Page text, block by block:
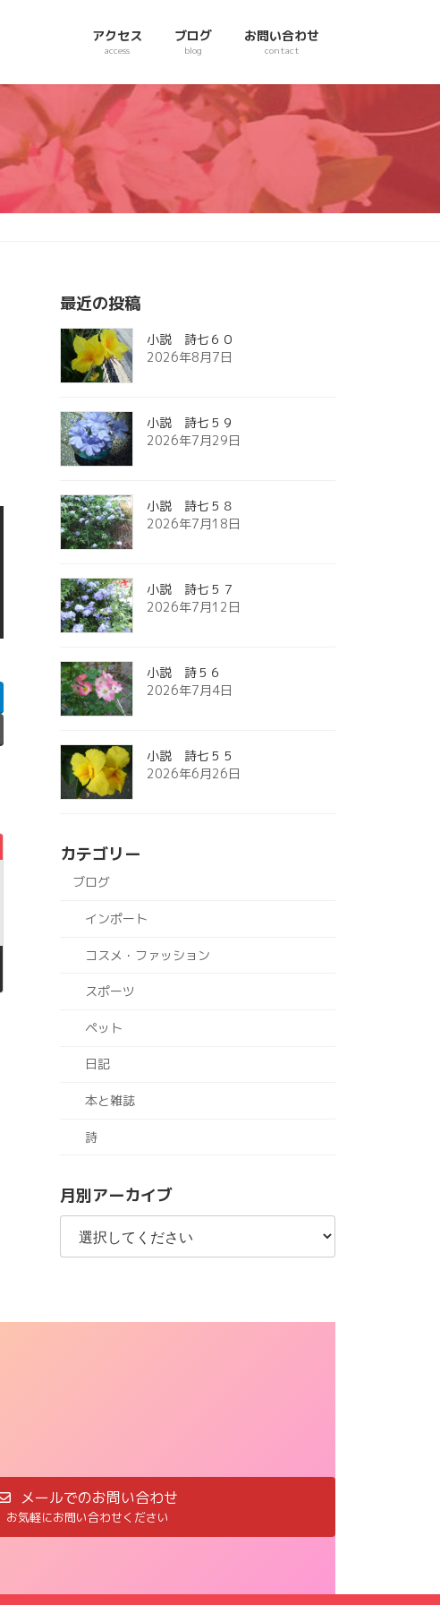
アクセス
access
ブログ
blog
お問い合わせ
contact
最近の投稿
小説 詩七６０
2026年8月7日
小説 詩七５９
2026年7月29日
小説 詩七５８
2026年7月18日
小説 詩七５７
2026年7月12日
小説 詩５６
2026年7月4日
小説 詩七５５
2026年6月26日
カテゴリー
ブログ
インポート
コスメ・ファッション
スポーツ
ペット
日記
本と雑誌
詩
月別アーカイブ
メールでのお問い合わせ
お気軽にお問い合わせください